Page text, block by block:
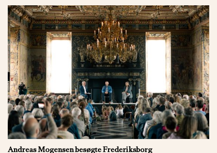
Andreas Mogensen besøgte Frederiksborg